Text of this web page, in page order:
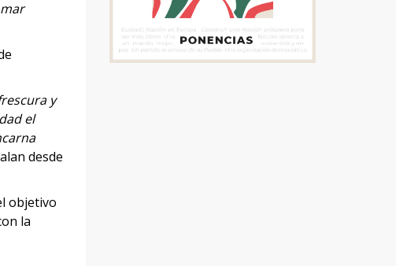
y
el
desde
objetivo
la